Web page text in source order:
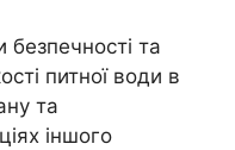
та
питної води в
та
іншого